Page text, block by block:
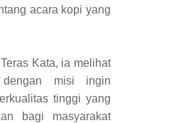
acara kopi yang
Kata, ia melihat
misi ingin
tinggi yang
bagi masyarakat